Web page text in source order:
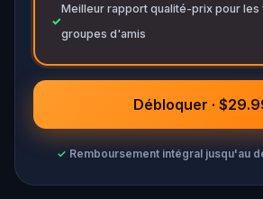
✓
Meilleur rapport qualité-prix pour les
groupes d'amis
Débloquer ·
✓ Remboursement intégral jusqu'au